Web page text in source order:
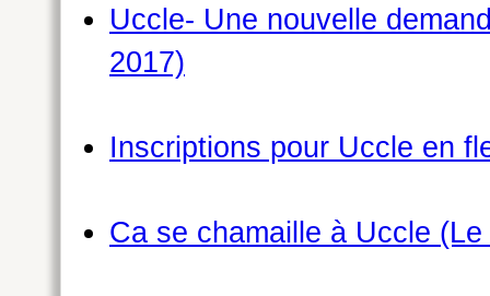
Uccle- Une nouvelle
2017)
Inscriptions pour Uccle en
Ca se chamaille à Uccle